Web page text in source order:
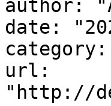
author:
date:
url:
"http://